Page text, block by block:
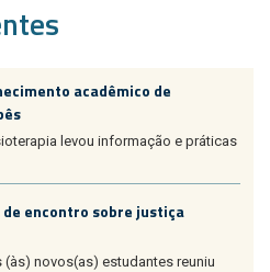
acadêmico de
levou informação e práticas
encontro sobre justiça
(às) novos(as) estudantes reuniu